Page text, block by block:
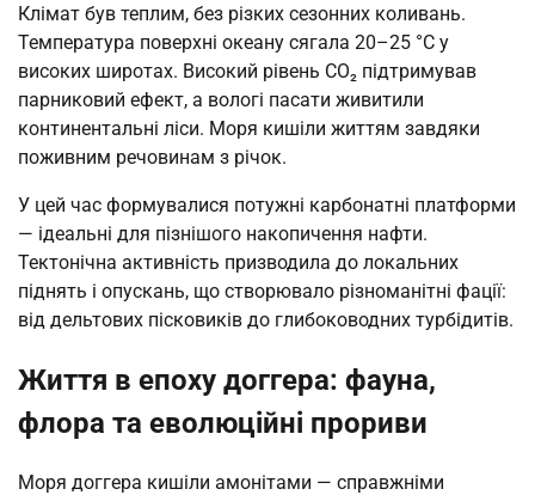
Клімат був теплим, без різких сезонних коливань.
Температура поверхні океану сягала 20–25 °C у
високих широтах. Високий рівень CO₂ підтримував
парниковий ефект, а вологі пасати живитили
континентальні ліси. Моря кишіли життям завдяки
поживним речовинам з річок.
У цей час формувалися потужні карбонатні платформи
— ідеальні для пізнішого накопичення нафти.
Тектонічна активність призводила до локальних
піднять і опускань, що створювало різноманітні фації:
від дельтових пісковиків до глибоководних турбідитів.
Життя в епоху доггера: фауна,
флора та еволюційні прориви
Моря доггера кишіли амонітами — справжніми